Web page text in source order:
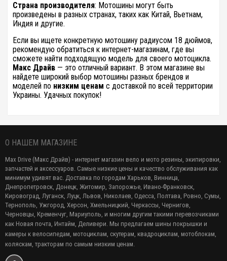
Страна производителя: Мотошины могут быть
произведены в разных странах, таких как Китай, Вьетнам,
Индия и другие.
Если вы ищете конкретную мотошину радиусом 18 дюймов,
рекомендую обратиться к интернет-магазинам, где вы
сможете найти подходящую модель для своего мотоцикла.
Макс Драйв — это отличный вариант. В этом магазине вы
найдете широкий выбор мотошины разных брендов и
моделей по низким ценам с доставкой по всей территории
Украины. Удачных покупок!
О НАШЕМ МАГАЗИНЕ
Max Drive (Макс Драйв) - интернет магазин вело и мото резины, экипировки,
запчастей и аксессуаров. Самые низкие цены и качество обслуживания как
минимум удивят вас. Доставка по городам Харьков, Винница,
Днепропетровск, Донецк, Житомир, Запорожье, Ивано-Франковск,
Кировоград, Луганск, Луцк, Львов, Николаев, Одесса, Полтава, Ровно, Сумы,
Тернополь, Ужгород, Херсон, Хмельницкий, Черкассы, Чернигов,
Черновцы, Кременчуг, Мариуполь, и многим другим такими перевозчиками
как Новая почта, Интайм, Деливери. Мы предлагаем шины покрышки и
камеры к велосипедам, мотоциклам, скутерам, квадроциклам, мотоблокам,
коляскам, тракторам по самым низким ценам.